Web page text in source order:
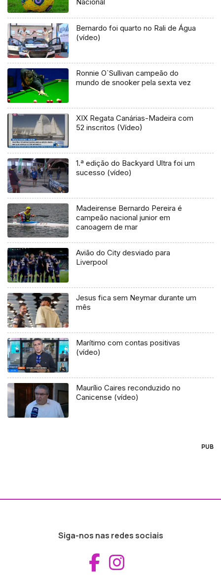
Bernardo foi quarto no Rali de Água
(vídeo)
Ronnie O`Sullivan campeão do
mundo de snooker pela sexta vez
XIX Regata Canárias-Madeira com
52 inscritos (Vídeo)
1.ª edição do Backyard Ultra foi um
sucesso (vídeo)
Madeirense Bernardo Pereira é
campeão nacional junior em
canoagem de mar
Avião do City desviado para
Liverpool
Jesus fica sem Neymar durante um
mês
Marítimo com contas positivas
(vídeo)
Maurílio Caires reconduzido no
Canicense (vídeo)
PUB
Siga-nos nas redes sociais
Aceder ao